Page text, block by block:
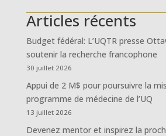
Articles récents
Budget fédéral: L’UQTR presse
soutenir la recherche francophone
30 juillet 2026
Appui de 2 M$ pour poursuivre la
programme de médecine de l’UQ
13 juillet 2026
Devenez mentor et inspirez la